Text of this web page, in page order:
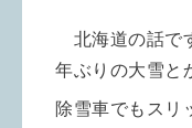
北海道の話で
年ぶりの大雪と
除雪車でもスリ